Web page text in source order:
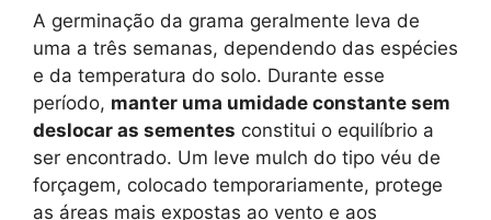
A germinação da grama geralmente leva de
uma a três semanas, dependendo das espécies
e da temperatura do solo. Durante esse
período, manter uma umidade constante sem
deslocar as sementes constitui o equilíbrio a
ser encontrado. Um leve mulch do tipo véu de
forçagem, colocado temporariamente, protege
as áreas mais expostas ao vento e aos